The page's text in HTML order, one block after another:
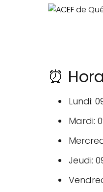
⏰
Lundi:
Mardi:
Jeudi: